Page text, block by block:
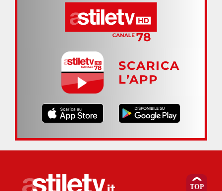
SCARICA
L’APP